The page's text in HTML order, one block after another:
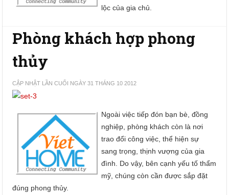
lộc của gia chủ.
Phòng khách hợp phong
thủy
CẬP NHẬT LẦN CUỐI NGÀY 31 THÁNG 10 2012
Ngoài việc tiếp đón bạn bè, đồng
nghiệp, phòng khách còn là nơi
trao đổi công việc, thể hiện sự
sang trọng, thịnh vượng của gia
đình. Do vậy, bên cạnh yếu tố thẩm
mỹ, chúng còn cần được sắp đặt
đúng phong thủy.